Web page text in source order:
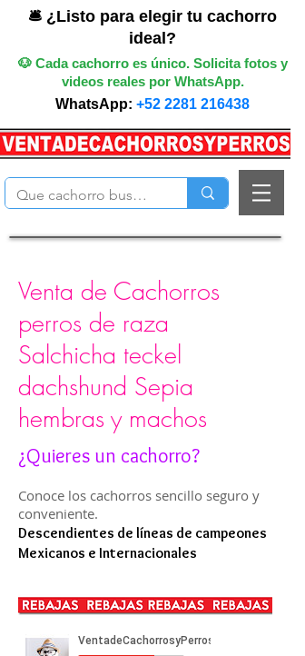
🛎️ ¿Listo para elegir tu cachorro
ideal?
🐶 Cada cachorro es único. Solicita fotos y
videos reales por WhatsApp.
WhatsApp: +52 2281 216438
Venta de Cachorros
perros de raza
Salchicha teckel
dachshund Sepia
hembras y machos
¿Quieres un cachorro?
Conoce los cachorros sencillo seguro y
conveniente.
Descendientes de líneas de campeones
Mexicanos e Internacionales